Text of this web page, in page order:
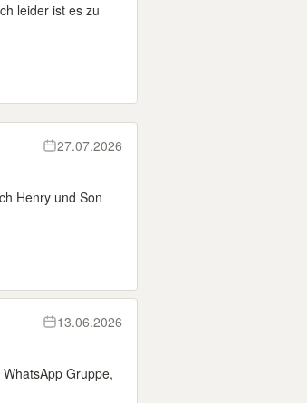
leider ist es zu
27.07.2026
Henry und Son
13.06.2026
Gruppe,